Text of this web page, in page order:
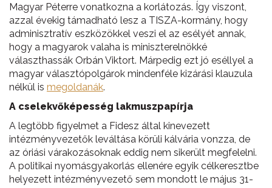
Magyar Péterre vonatkozna a korlátozás. Így viszont,
azzal évekig támadható lesz a TISZA-kormány, hogy
adminisztratív eszközökkel veszi el az esélyét annak,
hogy a magyarok valaha is miniszterelnökké
választhassák Orbán Viktort. Márpedig ezt jó eséllyel a
magyar választópolgárok mindenféle kizárási klauzula
nélkül is megoldanák.
A cselekvőképesség lakmuszpapírja
A legtöbb figyelmet a Fidesz által kinevezett
intézményvezetők leváltása körüli kálvária vonzza, de
az óriási várakozásoknak eddig nem sikerült megfelelni.
A politikai nyomásgyakorlás ellenére egyik célkeresztbe
helyezett intézményvezető sem mondott le május 31-